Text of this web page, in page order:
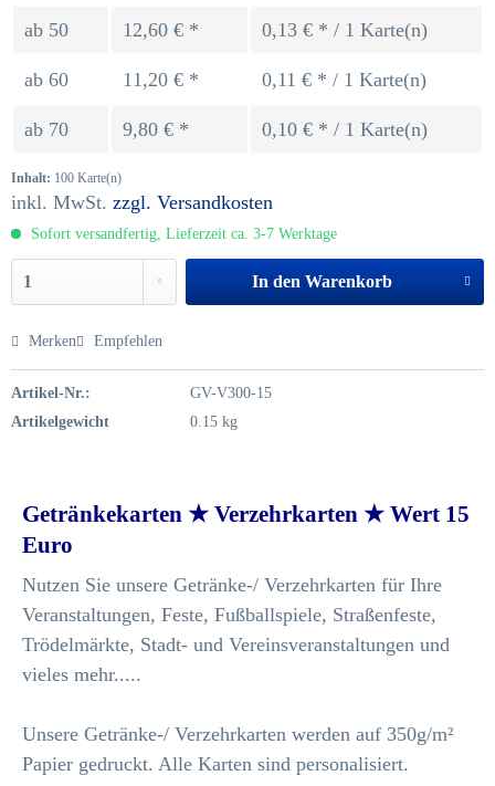
ab 50 12,60 € * 0,13 € * / 1 Karte(n)
ab 60 11,20 € * 0,11 € * / 1 Karte(n)
ab 70 9,80 € * 0,10 € * / 1 Karte(n)
Inhalt: 100 Karte(n)
inkl. MwSt. zzgl. Versandkosten
Sofort versandfertig, Lieferzeit ca. 3-7 Werktage
In den Warenkorb
Merken Empfehlen
Artikel-Nr.:
GV-V300-15
Artikelgewicht
0.15 kg
Getränkekarten ★ Verzehrkarten ★ Wert 15
Euro
Nutzen Sie unsere Getränke-/ Verzehrkarten für Ihre
Veranstaltungen, Feste, Fußballspiele, Straßenfeste,
Trödelmärkte, Stadt- und Vereinsveranstaltungen und
vieles mehr.....
Unsere Getränke-/ Verzehrkarten werden auf 350g/m²
Papier gedruckt. Alle Karten sind personalisiert.